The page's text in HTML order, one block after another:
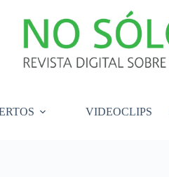
VIDEOCLIPS